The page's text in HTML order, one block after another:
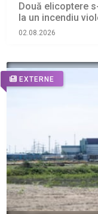
Două elicoptere
la un incendiu
02.08.2026
EXTERNE